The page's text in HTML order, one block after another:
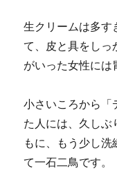
生クリームは多す
て、皮と具をしっ
がいった女性には
小さいころから「
た人には、久しぶ
もに、もう少し
て一石二鳥です。